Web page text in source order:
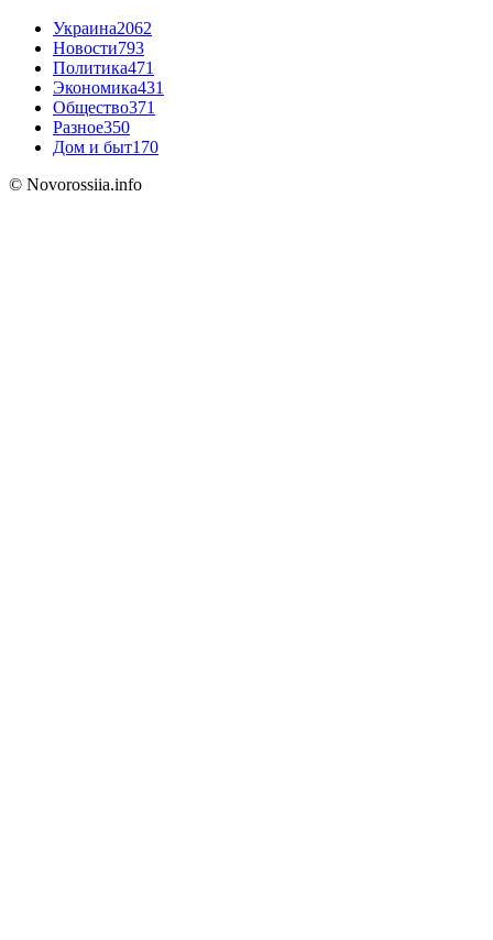
Украина2062
Новости793
Политика471
Экономика431
Общество371
Разное350
Дом и быт170
© Novorossiia.info